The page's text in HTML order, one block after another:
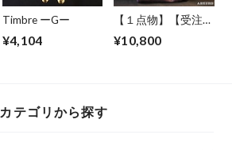
Timbre ーGー
¥4,104
【１点物】【受注制
ダーメイド ポーチ
¥10,800
カテゴリから探す